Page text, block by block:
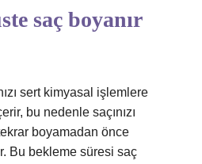
saç boyanır
sert kimyasal işlemlere
bu nedenle saçınızı
boyamadan önce
Bu bekleme süresi saç